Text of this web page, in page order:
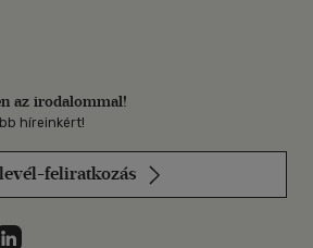
az irodalommal!
híreinkért!
feliratkozás
on
az Instagramon
Libri a LinkedInen